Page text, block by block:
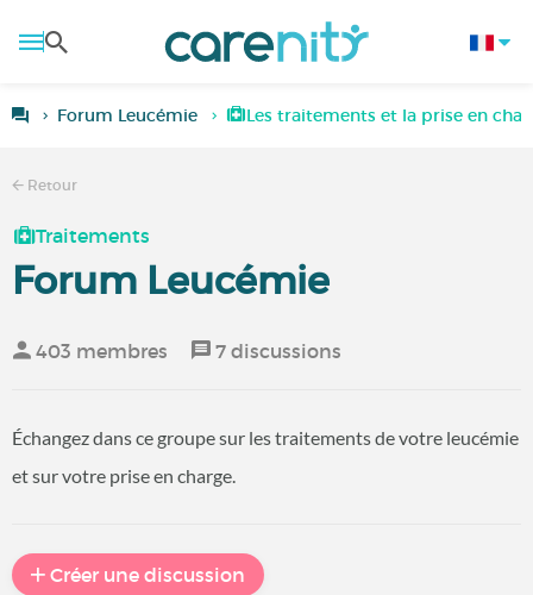
Forum Leucémie Les traitements et la prise en
Retour
Traitements
Forum Leucémie
403 membres 7 discussions
Échangez dans ce groupe sur les traitements de votre leucémie
et sur votre prise en charge.
Créer une discussion